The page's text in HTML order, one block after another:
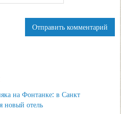
на Фонтанке: в Санкт
новый отель